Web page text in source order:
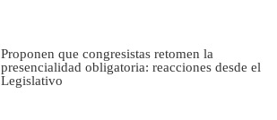
Proponen que congresistas retomen la
presencialidad obligatoria: reacciones desde el
Legislativo